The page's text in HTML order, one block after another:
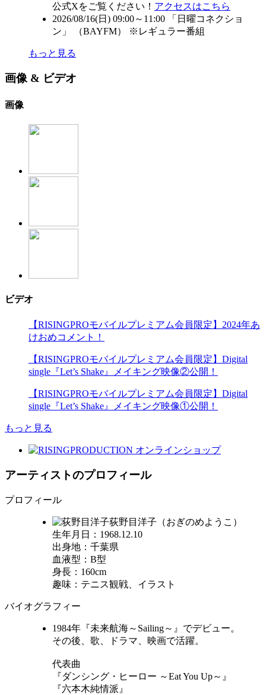
公式Xをご覧ください！ アクセスはこちら
2026/08/16(日) 09:00～11:00 「日曜コネクショ
ン」 （BAYFM） ※レギュラー番組
もっと見る
画像 & ビデオ
画像
ビデオ
【RISINGPROモバイルプレミアム会員限定】2024年あ
けおめコメント！
【RISINGPROモバイルプレミアム会員限定】Digital
single『Let’s Shake』メイキング映像②公開！
【RISINGPROモバイルプレミアム会員限定】Digital
single『Let’s Shake』メイキング映像①公開！
もっと見る
アーティストのプロフィール
プロフィール
荻野目洋子（おぎのめようこ）
生年月日：1968.12.10
出身地：千葉県
血液型：B型
身長：160cm
趣味：テニス観戦、イラスト
バイオグラフィー
1984年『未来航海～Sailing～』でデビュー。
その後、歌、ドラマ、映画で活躍。
代表曲
『ダンシング・ヒーロー ～Eat You Up～』
『六本木純情派』